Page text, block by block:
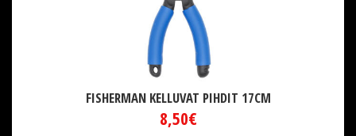
FISHERMAN KELLUVAT PIHDIT 17CM
8,50€